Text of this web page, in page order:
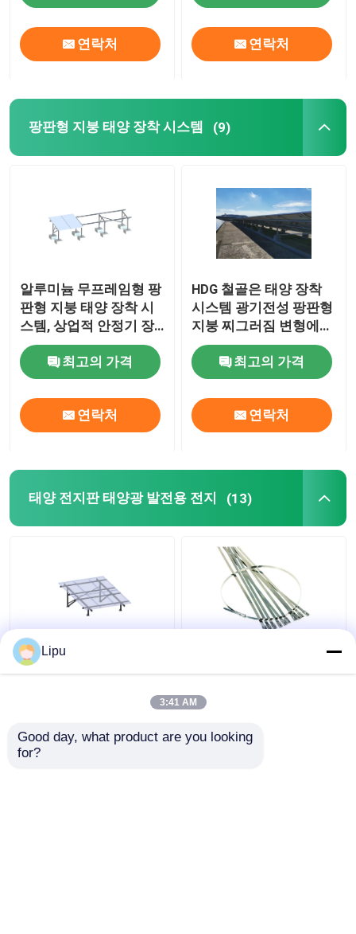
연락처 연락처
팡판형 지붕 태양 장착 시스템 (9)
알루미늄 무프레임형 팡
판형 지붕 태양 장착 시
스템, 상업적 안정기 장
착 시스템
최고의 가격
연락처
HDG 철골은 태양 장착
시스템 광기전성 팡판형
지붕 찌그러짐 변형에
밸러스트를 달았습니다
최고의 가격
연락처
태양 전지판 태양광 발전용 전지 (13)
오프 그리드 3 kw 태양
전지판 태양광 발전용
최고의 가격
터 태양 케이블 묶음, 부
속물을 탑재하는 태양
전지판을 위한 Sus304
스테인레스 강 집 타이
최고의 가격
Lipu
3:41 AM
Good day, what product are you looking
for?